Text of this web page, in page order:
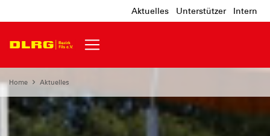
Aktuelles Unterstützer Intern
Home Aktuelles